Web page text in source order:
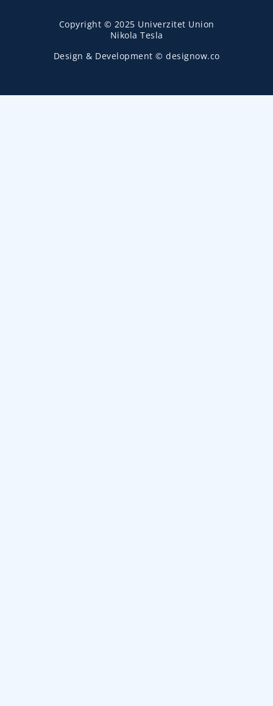
Copyright © 2025 Univerzitet Union
Nikola Tesla
Design & Development © designow.co